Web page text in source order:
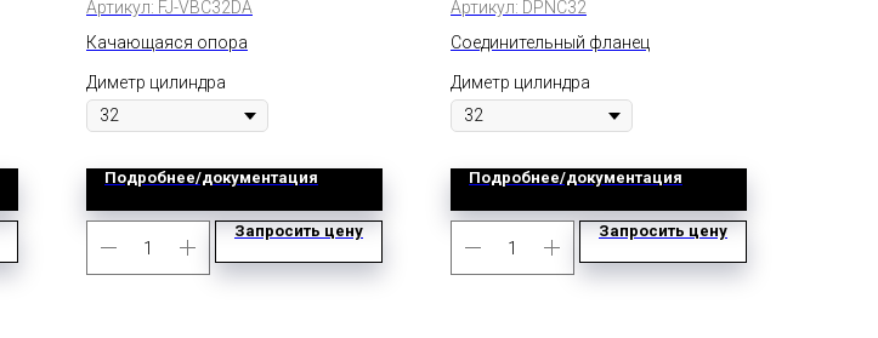
Артикул: FJ-VBC32DA
Качающаяся опора
Диметр цилиндра
Подробнее/документация
Запросить цену
Артикул: DPNC32
Соединительный фланец
Диметр цилиндра
Подробнее/документация
Запросить цену